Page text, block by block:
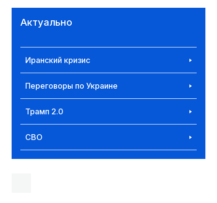
Актуально
Иранский кризис
Переговоры по Украине
Трамп 2.0
СВО